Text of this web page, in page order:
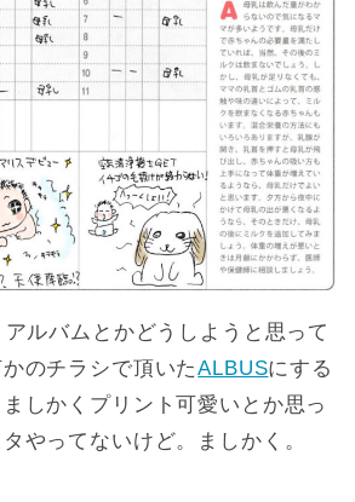
アルバムとかどうしようと思って
のチラシで頂いたALBUSにする
しかくプリント可愛いとか思っ
やってないけど。ましかく。